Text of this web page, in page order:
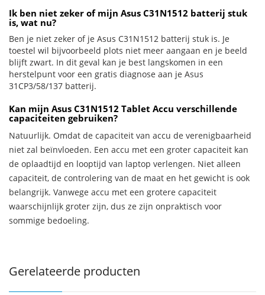
Ik ben niet zeker of mijn Asus C31N1512 batterij stuk
is, wat nu?
Ben je niet zeker of je Asus C31N1512 batterij stuk is. Je
toestel wil bijvoorbeeld plots niet meer aangaan en je beeld
blijft zwart. In dit geval kan je best langskomen in een
herstelpunt voor een gratis diagnose aan je Asus
31CP3/58/137 batterij.
Kan mijn Asus C31N1512 Tablet Accu verschillende
capaciteiten gebruiken?
Natuurlijk. Omdat de capaciteit van accu de verenigbaarheid
niet zal beïnvloeden. Een accu met een groter capaciteit kan
de oplaadtijd en looptijd van laptop verlengen. Niet alleen
capaciteit, de controlering van de maat en het gewicht is ook
belangrijk. Vanwege accu met een grotere capaciteit
waarschijnlijk groter zijn, dus ze zijn onpraktisch voor
sommige bedoeling.
Gerelateerde producten